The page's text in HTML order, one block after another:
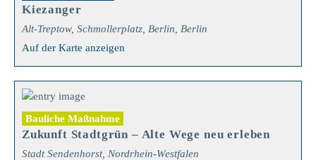
Kiezanger
Alt-Treptow, Schmollerplatz, Berlin, Berlin
Auf der Karte anzeigen
Bauliche Maßnahme
Zukunft Stadtgrün – Alte Wege neu erleben
Stadt Sendenhorst, Nordrhein-Westfalen